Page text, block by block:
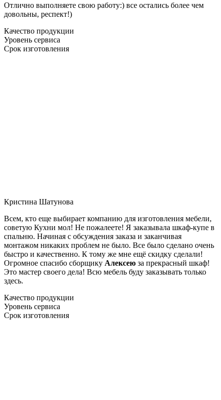
Отлично выполняете свою работу:) все остались более чем
довольны, респект!)
Качество продукции
Уровень сервиса
Срок изготовления
Кристина Шатунова
Всем, кто еще выбирает компанию для изготовления мебели,
советую Кухни мол! Не пожалеете! Я заказывала шкаф-купе в
спальню. Начиная с обсуждения заказа и заканчивая
монтажом никаких проблем не было. Все было сделано очень
быстро и качественно. К тому же мне ещё скидку сделали!
Огромное спасибо сборщику Алексею за прекрасный шкаф!
Это мастер своего дела! Всю мебель буду заказывать только
здесь.
Качество продукции
Уровень сервиса
Срок изготовления